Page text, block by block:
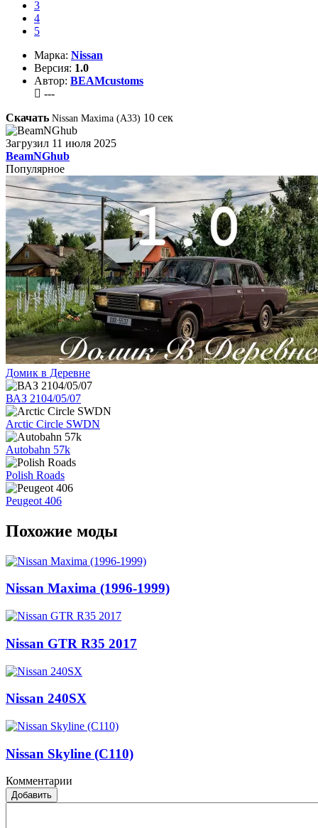
3
4
5
Марка: Nissan
Версия: 1.0
Автор: BEAMcustoms
---
Скачать Nissan Maxima (A33) 10 сек
Загрузил 11 июля 2025
BeamNGhub
Популярное
Домик в Деревне
ВАЗ 2104/05/07
Arctic Circle SWDN
Autobahn 57k
Polish Roads
Peugeot 406
Похожие моды
Nissan Maxima (1996-1999)
Nissan GTR R35 2017
Nissan 240SX
Nissan Skyline (C110)
Комментарии
Добавить